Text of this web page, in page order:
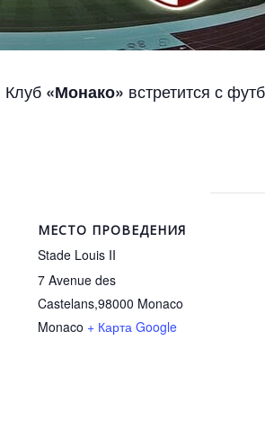
Клуб «Монако» встретится с
МЕСТО ПРОВЕДЕНИЯ
Stade Louis II
7 Avenue des
Castelans,98000 Monaco
Monaco + Карта Google